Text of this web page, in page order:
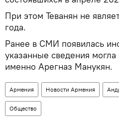
При этом Теванян не
года.
Ранее в СМИ появилась
указанные сведения могла
именно Арегназ Манукян.
Армения Новости Армения
Общество